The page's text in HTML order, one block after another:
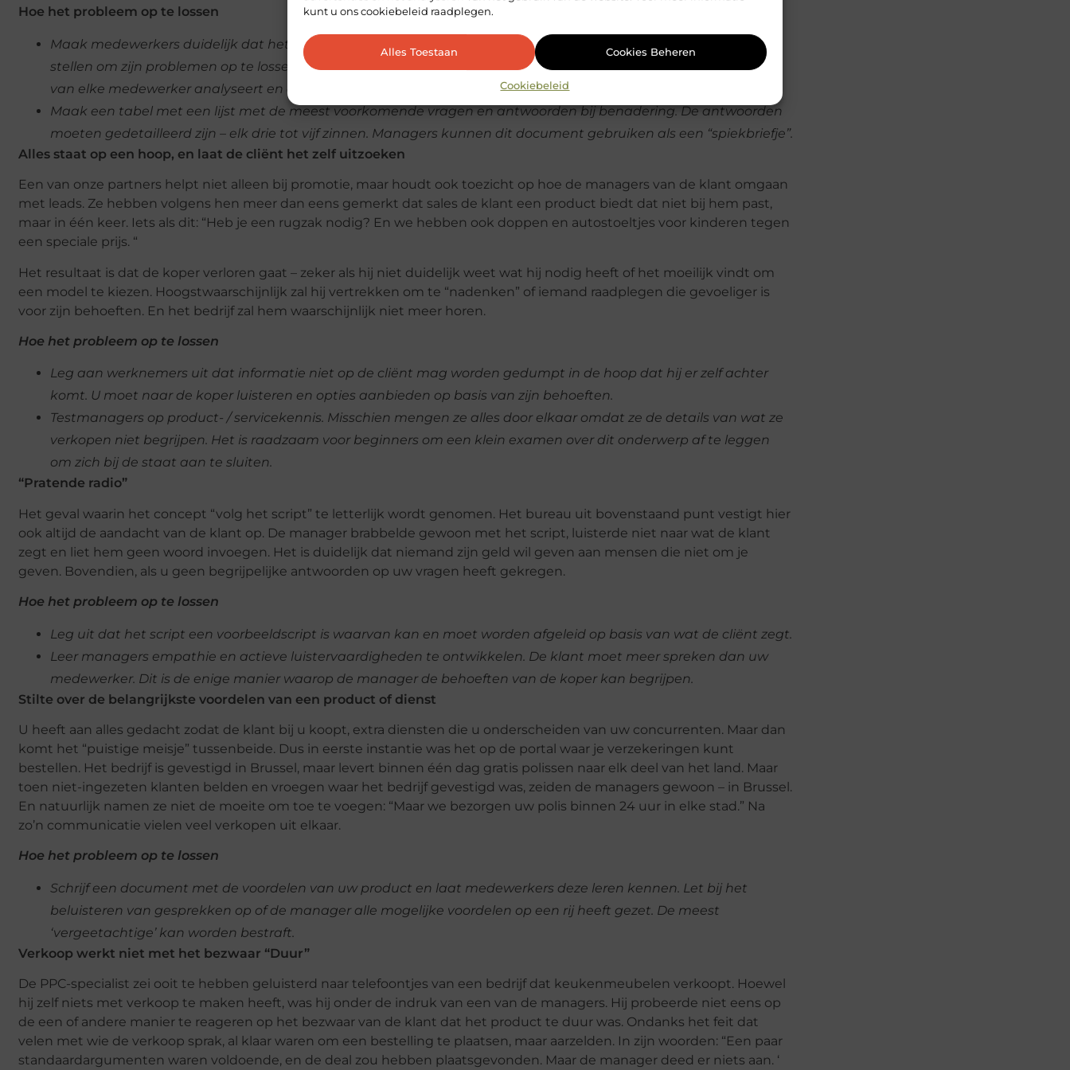
kunt u ons cookiebeleid raadplegen.
Alles Toestaan Cookies Beheren
Cookiebeleid
Hoe het probleem op te lossen
Maak medewerkers duidelijk dat het de taak van de manager is om de klant te helpen en alles in het werk te
stellen om zijn problemen op te lossen dankzij jouw product / dienst. Adviseer dat u de mate van betrokkenheid
van elke medewerker analyseert en actie onderneemt.
Maak een tabel met een lijst met de meest voorkomende vragen en antwoorden bij benadering. De antwoorden
moeten gedetailleerd zijn – elk drie tot vijf zinnen. Managers kunnen dit document gebruiken als een “spiekbriefje”.
Alles staat op een hoop, en laat de cliënt het zelf uitzoeken
Een van onze partners helpt niet alleen bij promotie, maar houdt ook toezicht op hoe de managers van de klant omgaan
met leads. Ze hebben volgens hen meer dan eens gemerkt dat sales de klant een product biedt dat niet bij hem past,
maar in één keer. Iets als dit: “Heb je een rugzak nodig? En we hebben ook doppen en autostoeltjes voor kinderen tegen
een speciale prijs. “
Het resultaat is dat de koper verloren gaat – zeker als hij niet duidelijk weet wat hij nodig heeft of het moeilijk vindt om
een ​​model te kiezen. Hoogstwaarschijnlijk zal hij vertrekken om te “nadenken” of iemand raadplegen die gevoeliger is
voor zijn behoeften. En het bedrijf zal hem waarschijnlijk niet meer horen.
Hoe het probleem op te lossen
Leg aan werknemers uit dat informatie niet op de cliënt mag worden gedumpt in de hoop dat hij er zelf achter
komt. U moet naar de koper luisteren en opties aanbieden op basis van zijn behoeften.
Testmanagers op product- / servicekennis. Misschien mengen ze alles door elkaar omdat ze de details van wat ze
verkopen niet begrijpen. Het is raadzaam voor beginners om een ​​klein examen over dit onderwerp af te leggen
om zich bij de staat aan te sluiten.
“Pratende radio”
Het geval waarin het concept “volg het script” te letterlijk wordt genomen. Het bureau uit bovenstaand punt vestigt hier
ook altijd de aandacht van de klant op. De manager brabbelde gewoon met het script, luisterde niet naar wat de klant
zegt en liet hem geen woord invoegen. Het is duidelijk dat niemand zijn geld wil geven aan mensen die niet om je
geven. Bovendien, als u geen begrijpelijke antwoorden op uw vragen heeft gekregen.
Hoe het probleem op te lossen
Leg uit dat het script een voorbeeldscript is waarvan kan en moet worden afgeleid op basis van wat de cliënt zegt.
Leer managers empathie en actieve luistervaardigheden te ontwikkelen. De klant moet meer spreken dan uw
medewerker. Dit is de enige manier waarop de manager de behoeften van de koper kan begrijpen.
Stilte over de belangrijkste voordelen van een product of dienst
U heeft aan alles gedacht zodat de klant bij u koopt, extra diensten die u onderscheiden van uw concurrenten. Maar dan
komt het “puistige meisje” tussenbeide. Dus in eerste instantie was het op de portal waar je verzekeringen kunt
bestellen. Het bedrijf is gevestigd in Brussel, maar levert binnen één dag gratis polissen naar elk deel van het land. Maar
toen niet-ingezeten klanten belden en vroegen waar het bedrijf gevestigd was, zeiden de managers gewoon – in Brussel.
En natuurlijk namen ze niet de moeite om toe te voegen: “Maar we bezorgen uw polis binnen 24 uur in elke stad.” Na
zo’n communicatie vielen veel verkopen uit elkaar.
Hoe het probleem op te lossen
Schrijf een document met de voordelen van uw product en laat medewerkers deze leren kennen. Let bij het
beluisteren van gesprekken op of de manager alle mogelijke voordelen op een rij heeft gezet. De meest
‘vergeetachtige’ kan worden bestraft.
Verkoop werkt niet met het bezwaar “Duur”
De PPC-specialist zei ooit te hebben geluisterd naar telefoontjes van een bedrijf dat keukenmeubelen verkoopt. Hoewel
hij zelf niets met verkoop te maken heeft, was hij onder de indruk van een van de managers. Hij probeerde niet eens op
de een of andere manier te reageren op het bezwaar van de klant dat het product te duur was. Ondanks het feit dat
velen met wie de verkoop sprak, al klaar waren om een ​​bestelling te plaatsen, maar aarzelden. In zijn woorden: “Een paar
standaardargumenten waren voldoende, en de deal zou hebben plaatsgevonden. Maar de manager deed er niets aan. ‘